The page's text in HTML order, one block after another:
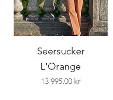
Seersucker
L'Orange
Pris
13 995,00 kr